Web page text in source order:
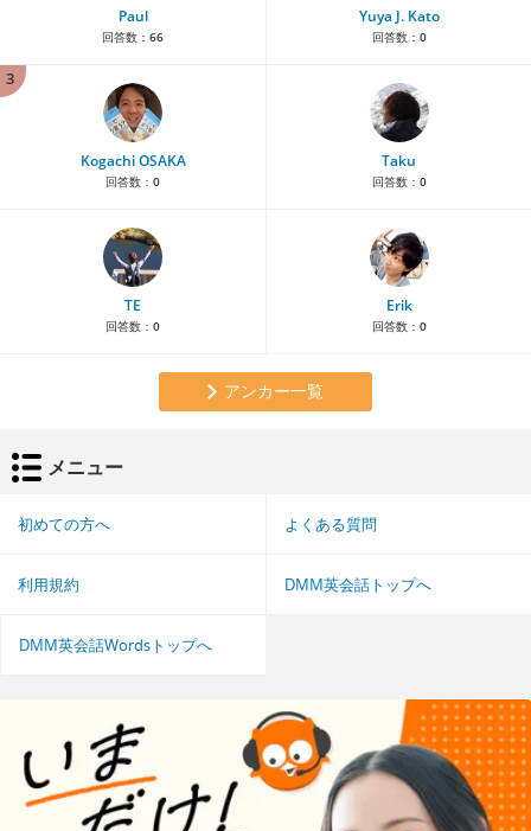
Paul
回答数： 66
Yuya J. Kato
回答数： 0
3
Kogachi OSAKA
回答数： 0
Taku
回答数： 0
TE
回答数： 0
Erik
回答数： 0
アンカー一覧
メニュー
初めての方へ よくある質問
利用規約 DMM英会話トップへ
DMM英会話Wordsトップへ